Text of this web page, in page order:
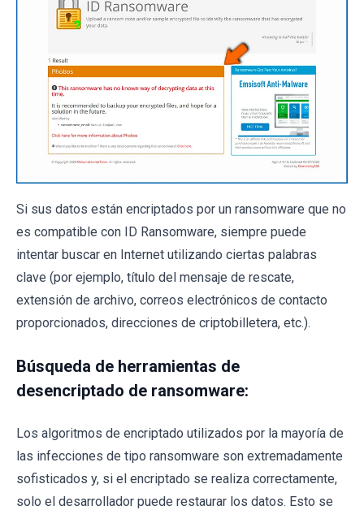
Si sus datos están encriptados por un ransomware que no
es compatible con ID Ransomware, siempre puede
intentar buscar en Internet utilizando ciertas palabras
clave (por ejemplo, título del mensaje de rescate,
extensión de archivo, correos electrónicos de contacto
proporcionados, direcciones de criptobilletera, etc.).
Búsqueda de herramientas de
desencriptado de ransomware:
Los algoritmos de encriptado utilizados por la mayoría de
las infecciones de tipo ransomware son extremadamente
sofisticados y, si el encriptado se realiza correctamente,
solo el desarrollador puede restaurar los datos. Esto se